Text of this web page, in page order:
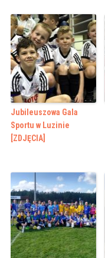
Jubileuszowa Gala
Sportu w Luzinie
[ZDJĘCIA]